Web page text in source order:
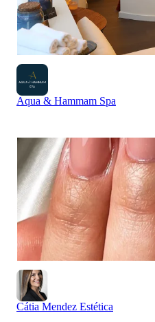
Aqua & Hammam Spa
Cátia Mendez Estética